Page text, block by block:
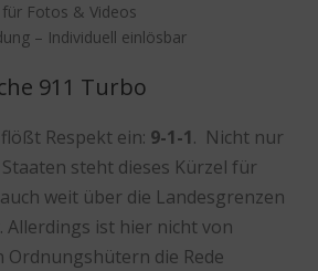
Fotos & Videos
– Individuell einlösbar
911 Turbo
Respekt ein: 9-1-1. Nicht nur
steht dieses Kürzel für
weit über die Landesgrenzen
Allerdings ist hier nicht von
Ordnungshütern die Rede